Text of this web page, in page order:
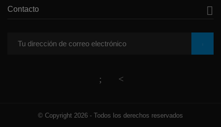
Contacto 
© Copyright 2026 - Todos los derechos reservados